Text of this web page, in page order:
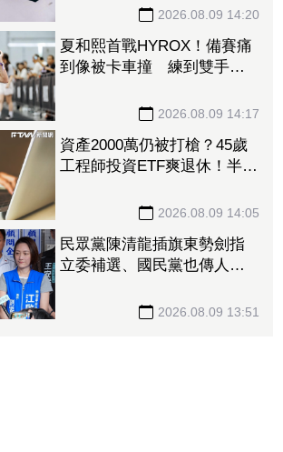
訂單能見度看到明年2026.08.09 14:20
夏和熙首戰HYROX！備賽痛
到像被卡車撞 練到雙手全
2026.08.09 14:17
資產2000萬仍被打槍？45歲
工程師投資ETF爽退休！半年
2026.08.09 14:05
民眾黨陳清龍插旗東勢劍指
立委補選、國民黨也傳人選
來、有商有量 2026.08.09 13:51